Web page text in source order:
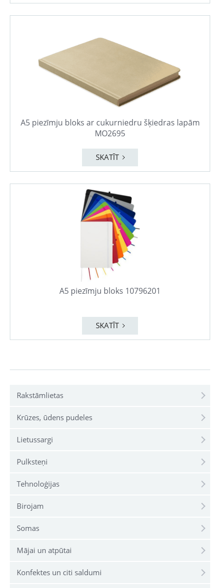
Rakstāmlietas
Krūzes, ūdens pudeles
Lietussargi
Pulksteņi
Tehnoloģijas
Birojam
Somas
Mājai un atpūtai
Konfektes un citi saldumi
A5 piezīmju bloks ar cukurniedru šķiedras lapām
MO2695
SKATĪT
A5 piezīmju bloks 10796201
SKATĪT